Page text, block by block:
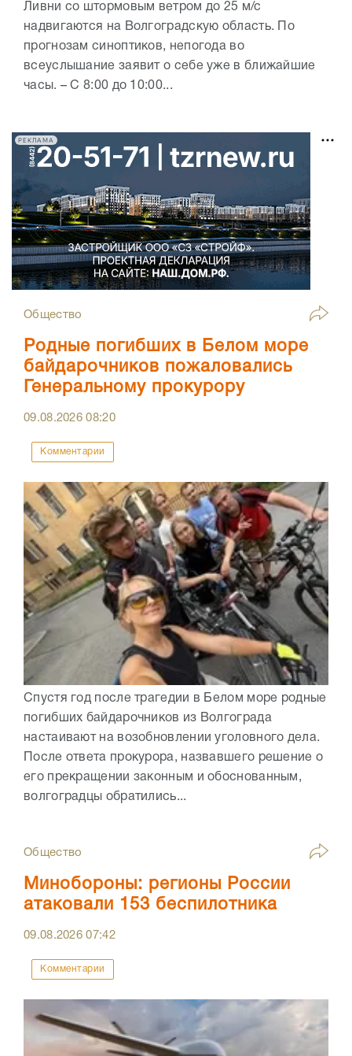
Ливни со штормовым ветром до 25 м/с
надвигаются на Волгоградскую область. По
прогнозам синоптиков, непогода во
всеуслышание заявит о себе уже в ближайшие
часы. – С 8:00 до 10:00...
РЕКЛАМА
Общество
Родные погибших в Белом море
байдарочников пожаловались
Генеральному прокурору
09.08.202608:20
Комментарии
Спустя год после трагедии в Белом море родные
погибших байдарочников из Волгограда
настаивают на возобновлении уголовного дела.
После ответа прокурора, назвавшего решение о
его прекращении законным и обоснованным,
волгоградцы обратились...
Общество
Минобороны: регионы России
атаковали 153 беспилотника
09.08.202607:42
Комментарии